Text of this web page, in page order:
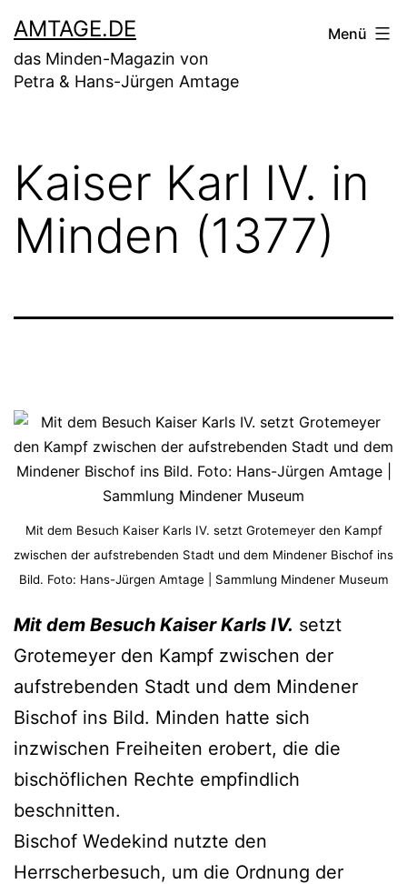
Zum
Inhalt
springen
AMTAGE.DE
das Minden-Magazin von
Petra & Hans-Jürgen Amtage
Menü
Kaiser Karl IV. in
Minden (1377)
Mit dem Besuch Kaiser Karls IV. setzt Grotemeyer den Kampf
zwischen der aufstrebenden Stadt und dem Mindener Bischof ins
Bild. Foto: Hans-Jürgen Amtage | Sammlung Mindener Museum
Mit dem Besuch Kaiser Karls IV. setzt
Grotemeyer den Kampf zwischen der
aufstrebenden Stadt und dem Mindener
Bischof ins Bild. Minden hatte sich
inzwischen Freiheiten erobert, die die
bischöflichen Rechte empfindlich
beschnitten.
Bischof Wedekind nutzte den
Herrscherbesuch, um die Ordnung der